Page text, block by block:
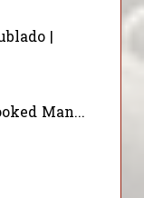
|
Man...